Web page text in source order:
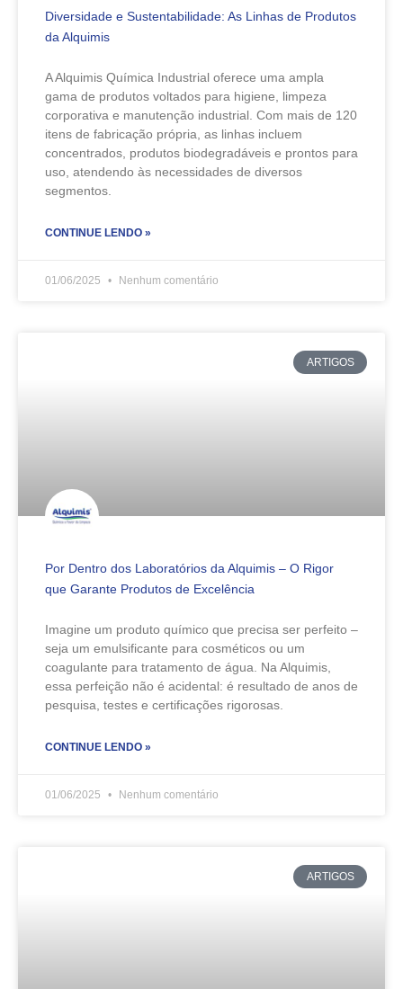
Diversidade e Sustentabilidade: As Linhas de Produtos
da Alquimis
A Alquimis Química Industrial oferece uma ampla
gama de produtos voltados para higiene, limpeza
corporativa e manutenção industrial. Com mais de 120
itens de fabricação própria, as linhas incluem
concentrados, produtos biodegradáveis e prontos para
uso, atendendo às necessidades de diversos
segmentos.
CONTINUE LENDO »
01/06/2025 Nenhum comentário
ARTIGOS
Por Dentro dos Laboratórios da Alquimis – O Rigor
que Garante Produtos de Excelência
Imagine um produto químico que precisa ser perfeito –
seja um emulsificante para cosméticos ou um
coagulante para tratamento de água. Na Alquimis,
essa perfeição não é acidental: é resultado de anos de
pesquisa, testes e certificações rigorosas.
CONTINUE LENDO »
01/06/2025 Nenhum comentário
ARTIGOS